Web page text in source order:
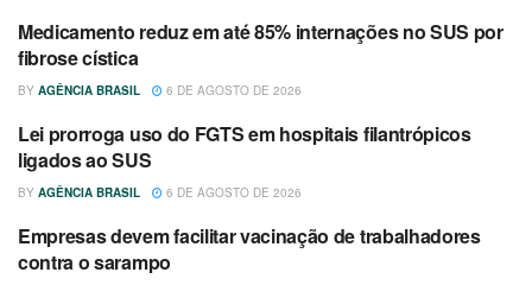
SAÚDE
Medicamento reduz em até 85% internações no SUS por
fibrose cística
BY AGÊNCIA BRASIL 6 DE AGOSTO DE 2026
SAÚDE
Lei prorroga uso do FGTS em hospitais filantrópicos
ligados ao SUS
BY AGÊNCIA BRASIL 6 DE AGOSTO DE 2026
SAÚDE
Empresas devem facilitar vacinação de trabalhadores
contra o sarampo